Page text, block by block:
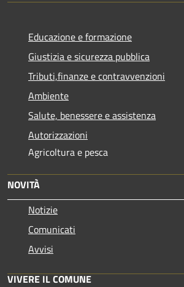
Educazione e formazione
Giustizia e sicurezza pubblica
Tributi,finanze e contravvenzioni
Ambiente
Salute, benessere e assistenza
Autorizzazioni
Agricoltura e pesca
NOVITÀ
Notizie
Comunicati
Avvisi
VIVERE IL COMUNE